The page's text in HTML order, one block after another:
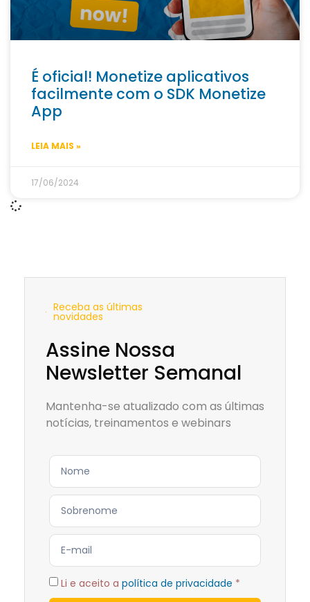
É oficial! Monetize aplicativos
facilmente com o SDK Monetize
App
LEIA MAIS »
17/06/2024
Receba as últimas
novidades
Assine Nossa
Newsletter Semanal
Mantenha-se atualizado com as últimas
notícias, treinamentos e webinars
Li e aceito a política de privacidade *